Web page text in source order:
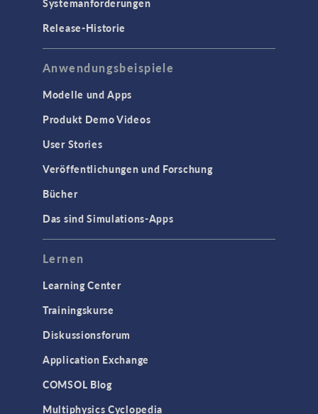
Halbleiterbauelemente
Hochfrequenz- und
Niederfrequenz-Elektromagnetik
Plasmaphysik
SCHNITTSTELLEN
CAD
STRÖMUNG & WÄRME
(CFD)
Mikrofluidik
Particle Tracing in Strömungen
Strömung in porösen Medien
Wärmetransport
Systemanforderungen
Release-Historie
Anwendungsbeispiele
Modelle und Apps
Produkt Demo Videos
User Stories
Veröffentlichungen und Forschung
Bücher
Das sind Simulations-Apps
Lernen
Learning Center
Trainingskurse
Diskussionsforum
Application Exchange
COMSOL Blog
Multiphysics Cyclopedia